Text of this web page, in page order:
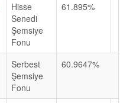
Hisse
Senedi
Şemsiye
Fonu
61.895%
Serbest
Şemsiye
Fonu
60.9647%